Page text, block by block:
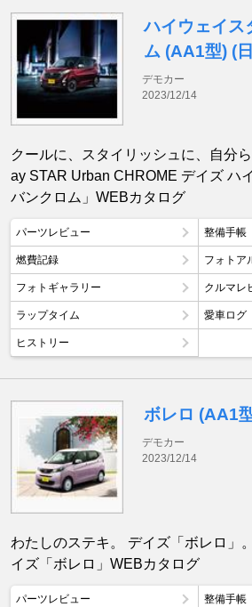
ハイウェイス
ム (AA1型) (
デモカー
2023/12/14
クールに、スタイリッシュに、自分
ay STAR Urban CHROME デイズ ハ
バンクロム」WEBカタログ
パーツレビュー 整備手帳
燃費記録 フォトア
フォトギャラリー クルマレ
ラップタイム 愛車ログ
ヒストリー
ボレロ (AA1
デモカー
2023/12/14
わたしのステキ。 デイズ「ボレロ」
イズ「ボレロ」WEBカタログ
パーツレビュー 整備手帳